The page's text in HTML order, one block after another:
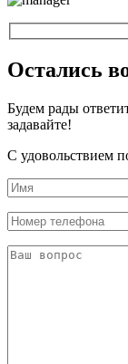
Остались
Будем рады
задавайте!
С удовольствием